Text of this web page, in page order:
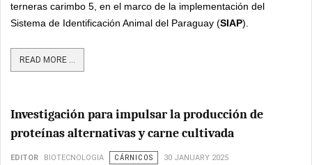
terneras carimbo 5, en el marco de la implementación del
Sistema de Identificación Animal del Paraguay (SIAP).
READ MORE ...
Investigación para impulsar la producción de
proteínas alternativas y carne cultivada
EDITOR BIOTECNOLOGIA CÁRNICOS 30 JANUARY 2025